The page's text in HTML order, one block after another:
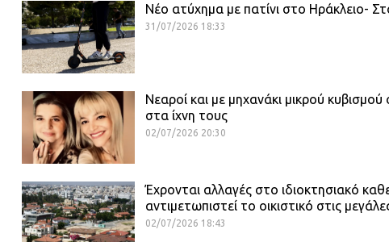
Νέο ατύχημα με πατίνι στο Ηράκλειο-
31/07/2026 18:33
Νεαροί και με μηχανάκι μικρού
στα ίχνη τους
02/07/2026 20:30
Έχρονται αλλαγές στο ιδιοκτησιακό
αντιμετωπιστεί το οικιστικό στις
02/07/2026 18:43